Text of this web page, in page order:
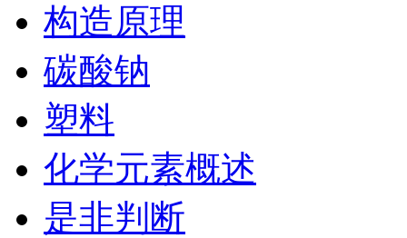
构造原理
碳酸钠
塑料
化学元素概述
是非判断